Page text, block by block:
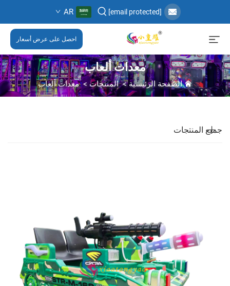
[email protected]
AR
احصل على عرض أسعار
معدات ألعاب
الصفحة الرئيسية>المنتجات >معدات ألعاب
جميع المنتجات